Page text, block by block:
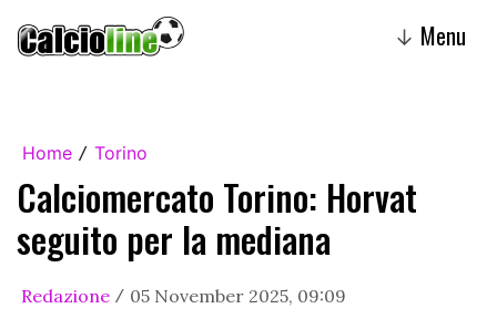
↓ Menu
Home / Torino
Calciomercato Torino: Horvat
seguito per la mediana
Redazione / 05 November 2025, 09:09